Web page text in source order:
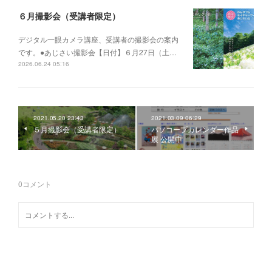
６月撮影会（受講者限定）
デジタル一眼カメラ講座、受講者の撮影会の案内
です。●あじさい撮影会【日付】６月27日（土…
2026.06.24 05:16
2021.05.20 23:43
５月撮影会（受講者限定）
2021.03.09 06:29
パソコープカレンダー作品
展 公開中
0コメント